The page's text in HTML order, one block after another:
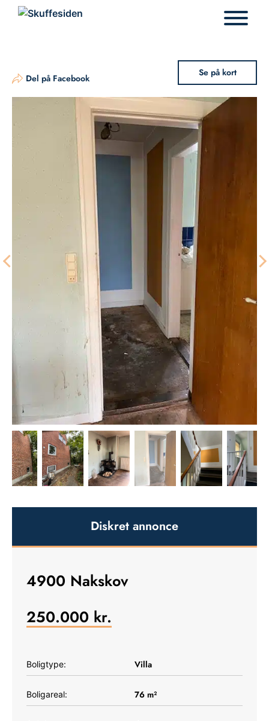
Del på Facebook Se på kort
Diskret annonce
4900 Nakskov
250.000 kr.
Boligtype: Villa
Boligareal: 76 m²